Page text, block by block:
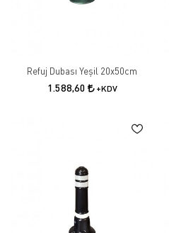
Refuj Dubası Yeşil 20x50cm
1.588,60 +KDV